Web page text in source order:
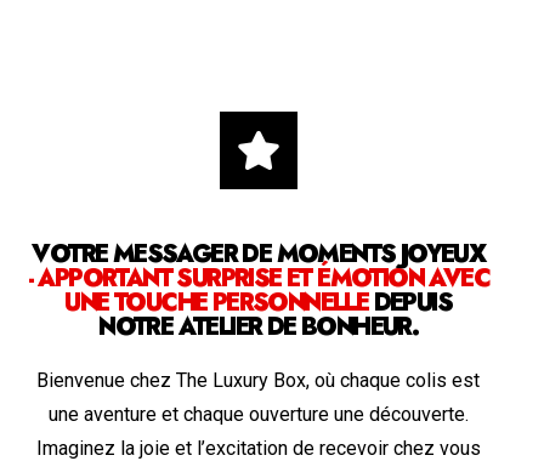
VOTRE MESSAGER DE MOMENTS JOYEUX
- APPORTANT SURPRISE ET ÉMOTION AVEC
UNE TOUCHE PERSONNELLEDEPUIS
NOTRE ATELIER DE BONHEUR.
Bienvenue chez The Luxury Box, où chaque colis est
une aventure et chaque ouverture une découverte.
Imaginez la joie et l’excitation de recevoir chez vous